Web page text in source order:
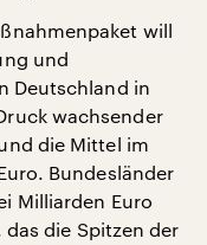
will
und
Deutschland in
wachsender
die Mittel im
Bundesländer
Milliarden Euro
die Spitzen der